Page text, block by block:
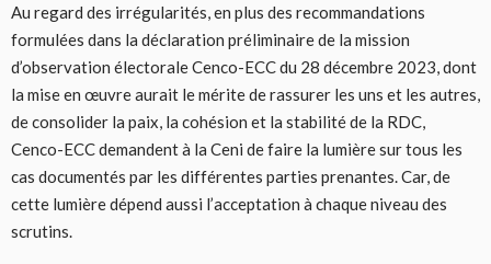
Au regard des irrégularités, en plus des recommandations
formulées dans la déclaration préliminaire de la mission
d’observation électorale Cenco-ECC du 28 décembre 2023, dont
la mise en œuvre aurait le mérite de rassurer les uns et les autres,
de consolider la paix, la cohésion et la stabilité de la RDC,
Cenco-ECC demandent à la Ceni de faire la lumière sur tous les
cas documentés par les différentes parties prenantes. Car, de
cette lumière dépend aussi l’acceptation à chaque niveau des
scrutins.